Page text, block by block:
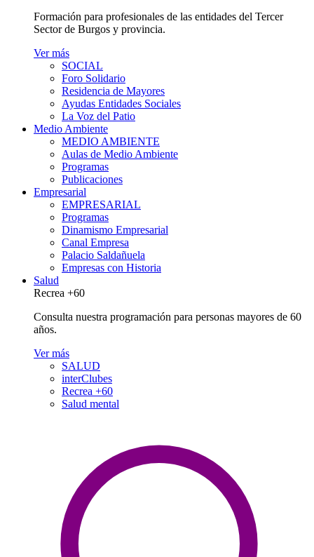
Formación para profesionales de las entidades del Tercer
Sector de Burgos y provincia.
Ver más
SOCIAL
Foro Solidario
Residencia de Mayores
Ayudas Entidades Sociales
La Voz del Patio
Medio Ambiente
MEDIO AMBIENTE
Aulas de Medio Ambiente
Programas
Publicaciones
Empresarial
EMPRESARIAL
Programas
Dinamismo Empresarial
Canal Empresa
Palacio Saldañuela
Empresas con Historia
Salud
Recrea +60
Consulta nuestra programación para personas mayores de 60
años.
Ver más
SALUD
interClubes
Recrea +60
Salud mental